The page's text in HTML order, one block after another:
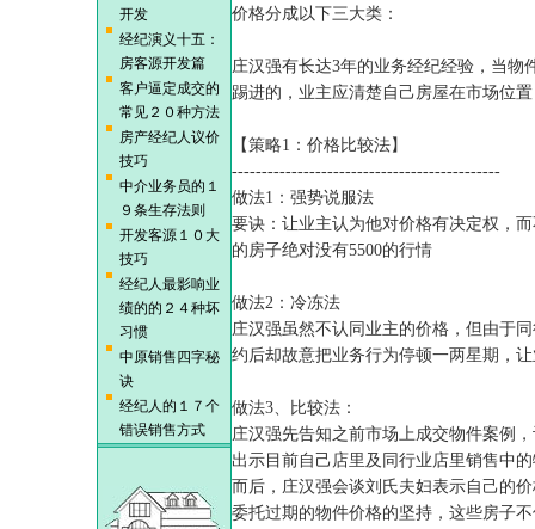
开发
经纪演义十五：
房客源开发篇
客户逼定成交的
常见２０种方法
房产经纪人议价
技巧
中介业务员的１
９条生存法则
开发客源１０大
技巧
经纪人最影响业
绩的的２４种坏
习惯
中原销售四字秘
诀
经纪人的１７个
错误销售方式
价格分成以下三大类：
庄汉强有长达3年的业务经纪经验，当
踢进的，业主应清楚自己房屋在市场位
【策略1：价格比较法】
---------------------------------------------
做法1：强势说服法
要诀：让业主认为他对价格有决定权，
的房子绝对没有5500的行情
做法2：冷冻法
庄汉强虽然不认同业主的价格，但由于
约后却故意把业务行为停顿一两星期，
做法3、比较法：
庄汉强先告知之前市场上成交物件案例
出示目前自己店里及同行业店里销售中
而后，庄汉强会谈刘氏夫妇表示自己的
委托过期的物件价格的坚持，这些房子